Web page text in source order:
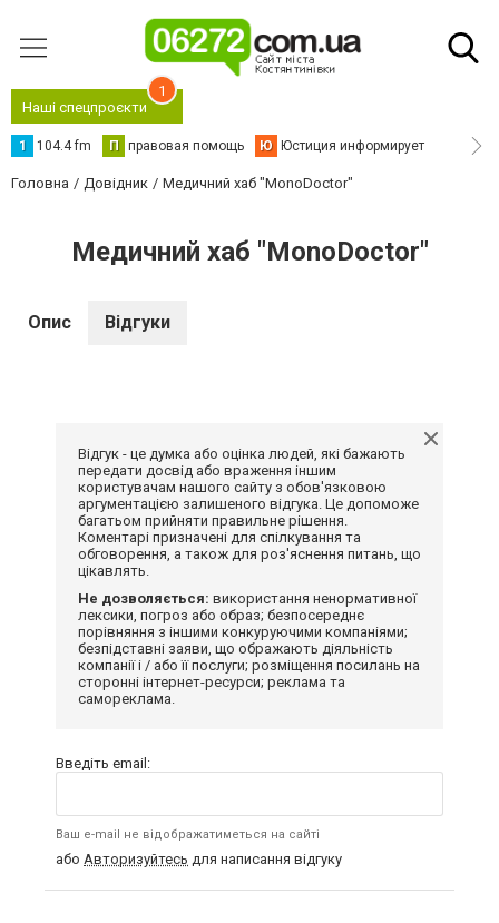
Наші спецпроєкти
1
1 104.4 fm П правовая помощь Ю Юстиция информирует
Головна Довідник Медичний хаб "MonoDoctor"
Медичний хаб "MonoDoctor"
Опис Відгуки
Відгук - це думка або оцінка людей, які бажають
передати досвід або враження іншим
користувачам нашого сайту з обов'язковою
аргументацією залишеного відгука. Це допоможе
багатьом прийняти правильне рішення.
Коментарі призначені для спілкування та
обговорення, а також для роз'яснення питань, що
цікавлять.
Не дозволяється: використання ненормативної
лексики, погроз або образ; безпосереднє
порівняння з іншими конкуруючими компаніями;
безпідставні заяви, що ображають діяльність
компанії і / або її послуги; розміщення посилань на
сторонні інтернет-ресурси; реклама та
самореклама.
Введіть email:
Ваш e-mail не відображатиметься на сайті
або Авторизуйтесь для написання відгуку